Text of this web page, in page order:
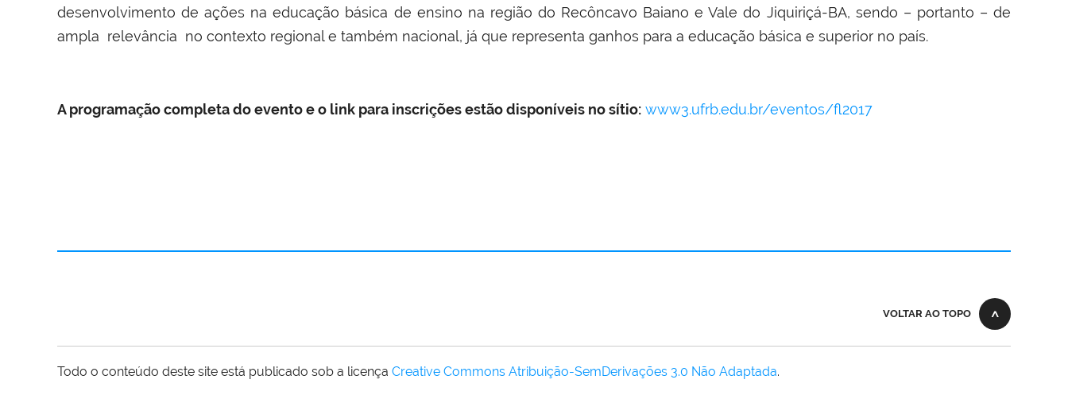
desenvolvimento de ações na educação básica de ensino na região do Recôncavo Baiano e Vale do Jiquiriçá-BA, sendo – portanto – de
ampla relevância no contexto regional e também nacional, já que representa ganhos para a educação básica e superior no país.
A programação completa do evento e o link para inscrições estão disponíveis no sítio: www3.ufrb.edu.br/eventos/fl2017
VOLTAR AO TOPO
Todo o conteúdo deste site está publicado sob a licença Creative Commons Atribuição-SemDerivações 3.0 Não Adaptada.